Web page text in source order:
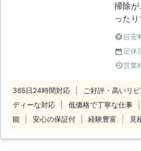
お掃
とい
リー
除も可能です
った
あります。 【エコ
ばれ
りが
寒い中
掃除
った
にな
って
んな
が悪い
まいア
起きて
れば
目安
定休
営業
365日24時間対応 ご好評・高いリ
ディーな対応
低価格で丁寧な仕事
能
安心の保証付 経験豊富 見